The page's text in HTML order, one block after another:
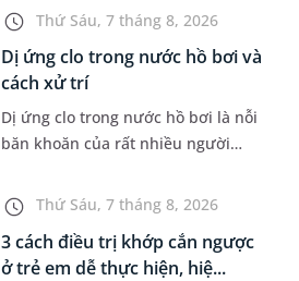
nhận và đánh giá cao nỗ lực duy trì
hệ thống quản lý chất lượ...
Thứ Sáu, 7 tháng 8, 2026
Dị ứng clo trong nước hồ bơi và
cách xử trí
Dị ứng clo trong nước hồ bơi là nỗi
băn khoăn của rất nhiều người
trường hợp thường xuyên bơi ở
những hồ bơi nhân tạo. Bài v...
Thứ Sáu, 7 tháng 8, 2026
3 cách điều trị khớp cắn ngược
ở trẻ em dễ thực hiện, hiệ...